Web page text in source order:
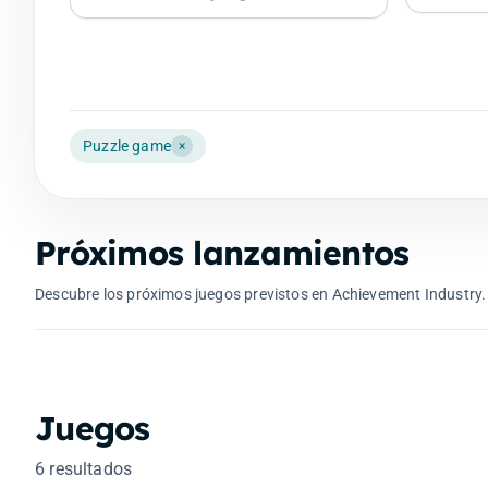
Puzzle game ×
Próximos lanzamientos
Descubre los próximos juegos previstos en Achievement Industry.
Resonance: A Plague Tale Legacy
Juegos
6 resultados